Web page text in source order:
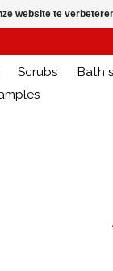
Scrubs Bath
website te